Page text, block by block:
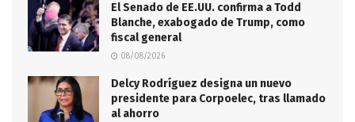
El Senado de EE.UU. confirma a Todd
Blanche, exabogado de Trump, como
fiscal general
08/08/2026
Delcy Rodríguez designa un nuevo
presidente para Corpoelec, tras llamado
al ahorro